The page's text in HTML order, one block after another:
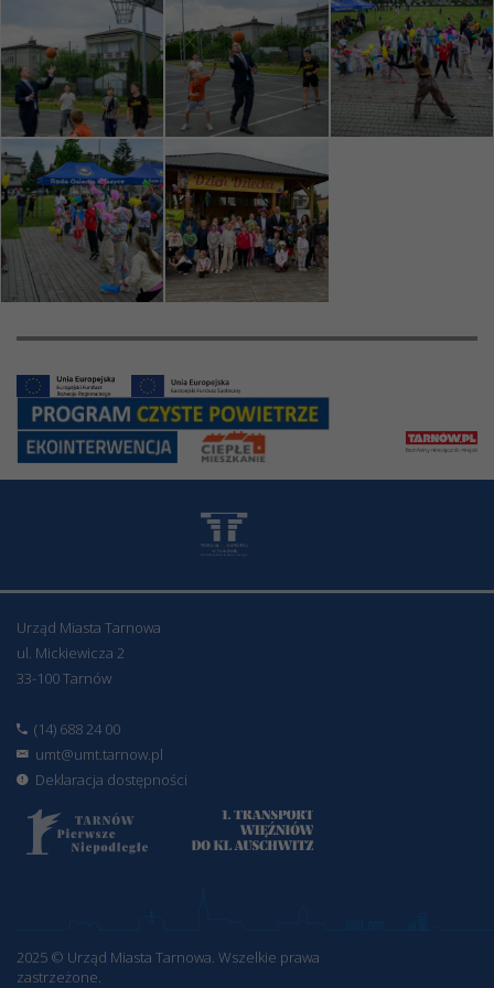
Urząd Miasta Tarnowa
ul. Mickiewicza 2
33-100 Tarnów
(14) 688 24 00
umt@umt.tarnow.pl
Deklaracja dostępności
2025 © Urząd Miasta Tarnowa. Wszelkie prawa
zastrzeżone.